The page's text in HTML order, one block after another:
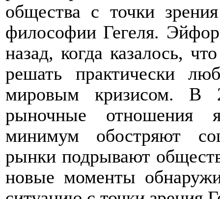
общества с точки
философии Гегеля.
назад, когда казалось,
решать практически
мировым кризисом. В
рыночные отношения
минимум обостряют
рынки подрывают
новые моменты